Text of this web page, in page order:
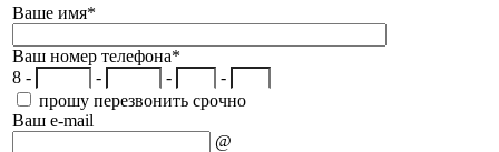
Ваше имя*
Ваш номер телефона*
8 -
- -
-
прошу перезвонить срочно
Ваш e-mail
@